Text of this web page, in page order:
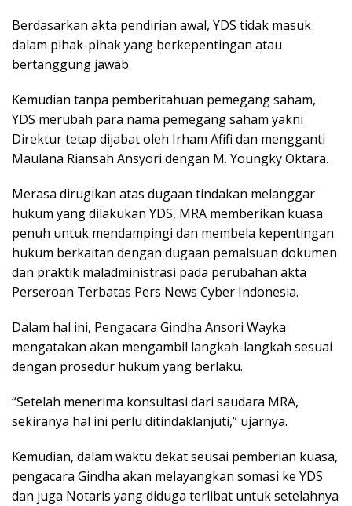
Berdasarkan akta pendirian awal, YDS tidak masuk
dalam pihak-pihak yang berkepentingan atau
bertanggung jawab.
Kemudian tanpa pemberitahuan pemegang saham,
YDS merubah para nama pemegang saham yakni
Direktur tetap dijabat oleh Irham Afifi dan mengganti
Maulana Riansah Ansyori dengan M. Youngky Oktara.
Merasa dirugikan atas dugaan tindakan melanggar
hukum yang dilakukan YDS, MRA memberikan kuasa
penuh untuk mendampingi dan membela kepentingan
hukum berkaitan dengan dugaan pemalsuan dokumen
dan praktik maladministrasi pada perubahan akta
Perseroan Terbatas Pers News Cyber Indonesia.
Dalam hal ini, Pengacara Gindha Ansori Wayka
mengatakan akan mengambil langkah-langkah sesuai
dengan prosedur hukum yang berlaku.
“Setelah menerima konsultasi dari saudara MRA,
sekiranya hal ini perlu ditindaklanjuti,” ujarnya.
Kemudian, dalam waktu dekat seusai pemberian kuasa,
pengacara Gindha akan melayangkan somasi ke YDS
dan juga Notaris yang diduga terlibat untuk setelahnya